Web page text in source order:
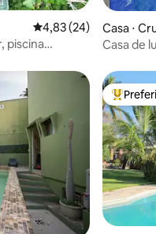
4,83 de uma
4,83 (24)
piscina
Casa ⋅
Casa de
Entre